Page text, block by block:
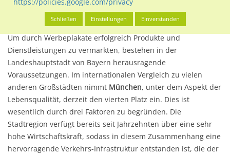
Allgemeine Informationen
Um durch Werbeplakate erfolgreich Produkte und
Dienstleistungen zu vermarkten, bestehen in der
Landeshauptstadt von Bayern herausragende
Voraussetzungen. Im internationalen Vergleich zu vielen
anderen Großstädten nimmt München, unter dem Aspekt der
Lebensqualität, derzeit den vierten Platz ein. Dies ist
wesentlich durch drei Faktoren zu begründen. Die
Stadtregion verfügt bereits seit Jahrzehnten über eine sehr
hohe Wirtschaftskraft, sodass in diesem Zusammenhang eine
hervorragende Verkehrs-Infrastruktur entstanden ist, die der
Schließen Einstellungen Einverstanden